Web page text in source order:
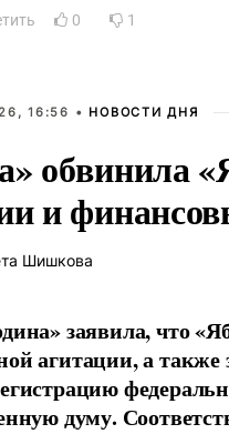
0 1
16:56 • НОВОСТИ ДНЯ
обвинила
и
Шишкова
заявила, что
агитации, а также
думу.